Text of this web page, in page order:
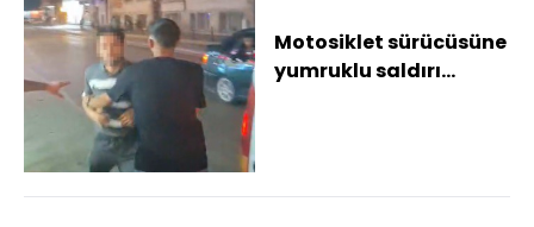
Motosiklet sürücüsüne
yumruklu saldırı